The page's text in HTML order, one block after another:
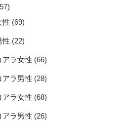
性 (69)
性 (22)
アラ女性 (66)
アラ男性 (28)
アラ女性 (68)
アラ男性 (26)